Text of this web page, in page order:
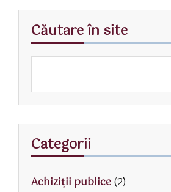
Căutare în site
Categorii
Achiziții publice(2)